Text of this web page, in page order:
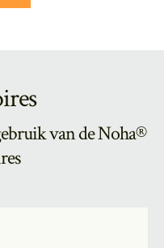
van de Noha®